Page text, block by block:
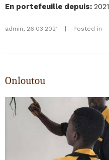
En portefeuille depuis: 2021
admin, 26.03.2021 Posted in
Onloutou